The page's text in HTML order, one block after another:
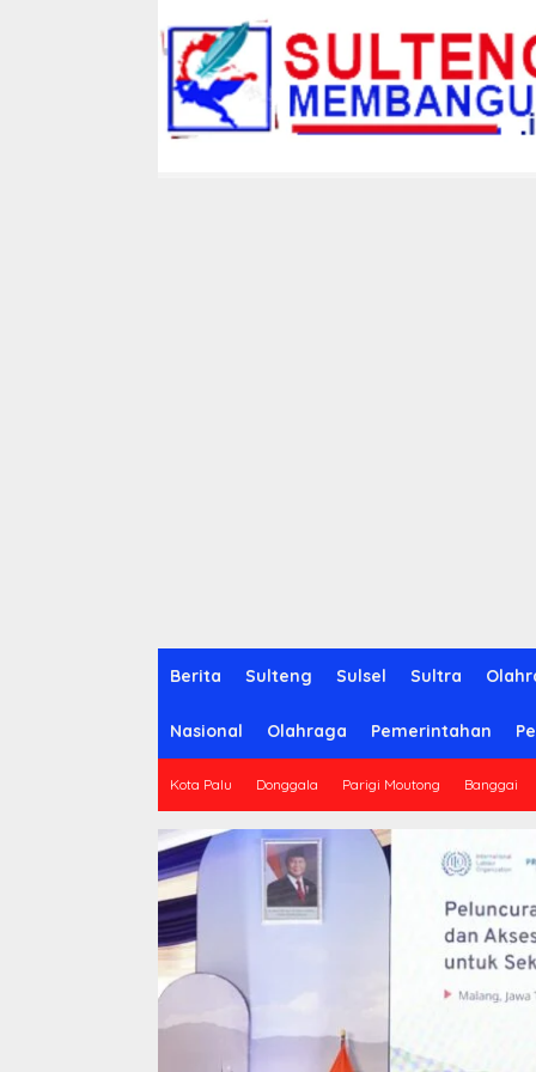
Berita Sulteng Sulsel Sultra
Nasional Olahraga Pemerintahan
Kota Palu Donggala Parigi Moutong Banggai